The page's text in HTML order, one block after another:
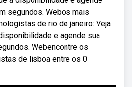
segundos. Webos mais
de rio de janeiro: Veja
e agende sua
Webencontre os
de lisboa entre os 0